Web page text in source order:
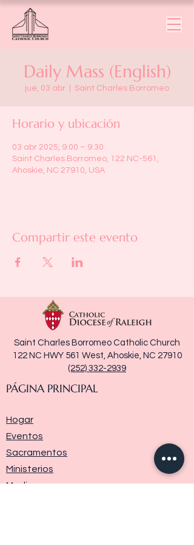
Daily Mass (English)
jue, 03 abr Saint Charles Borromeo
Horario y ubicación
03 abr 2025, 9:00 – 9:30
Saint Charles Borromeo, 122 NC-561,
Ahoskie, NC 27910, USA
Compartir este evento
Saint Charles Borromeo Catholic Church
122 NC HWY 561 West, Ahoskie, NC 27910
(252) 332-2939
PÁGINA PRINCIPAL
Hogar
Eventos
Sacramentos
Ministerios
Media